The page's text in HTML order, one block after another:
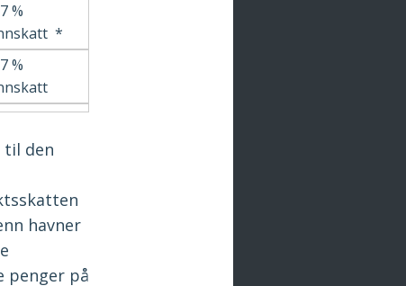
%
*
%
til den
havner
penger på